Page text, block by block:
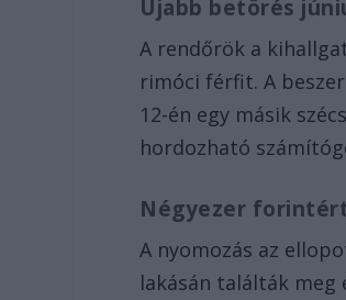
Újabb betörés
A rendőrök a
rimóci férfit. A
12-én egy másik
hordozható
Négyezer
A nyomozás az
lakásán találták